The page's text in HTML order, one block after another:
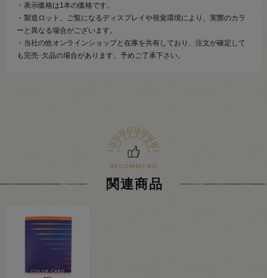
・表示価格は1本の価格です。
・製造ロット、ご覧になるディスプレイや視覚環境により、実際のカラ
ーと異なる場合がございます。
・当社の他オンラインショップと在庫を共有しており、注文が確定して
も完売･欠品の場合があります。予めご了承下さい。
関連商品